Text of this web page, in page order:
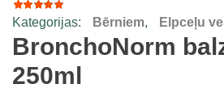
Rated
4.75
of 5
based
on
28
Kategorijas: Bērniem, Elpceļu
BronchoNorm
250ml